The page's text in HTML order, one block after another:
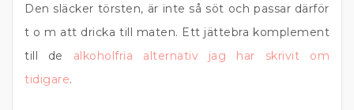
Den släcker törsten, är inte så söt och passar därför
t o m att dricka till maten. Ett jättebra komplement
till de alkoholfria alternativ jag har skrivit om
tidigare.